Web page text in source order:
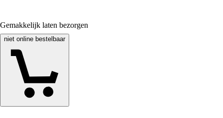
Gemakkelijk laten bezorgen
niet online bestelbaar